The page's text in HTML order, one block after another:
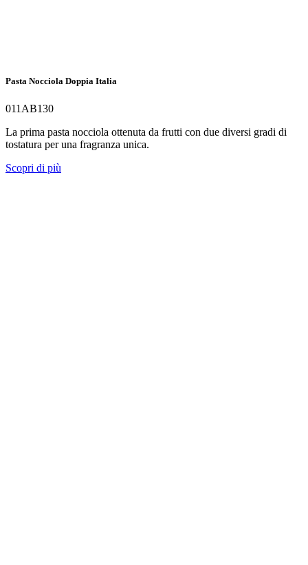
Pasta Nocciola Doppia Italia
011AB130
La prima pasta nocciola ottenuta da frutti con due diversi gradi di
tostatura per una fragranza unica.
Scopri di più